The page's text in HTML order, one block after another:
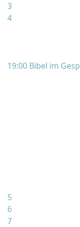
3
4
19:00 Bibel im
5
6
7